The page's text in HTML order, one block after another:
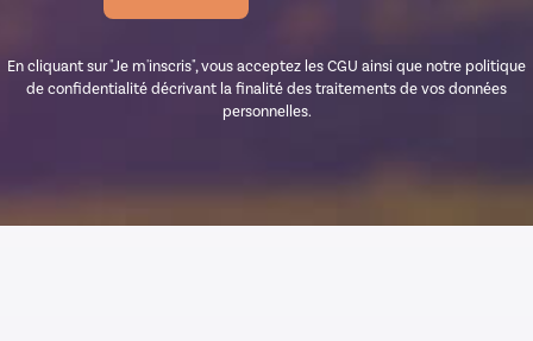
En cliquant sur "Je m'inscris", vous acceptez les CGU ainsi que notre politique
de confidentialité décrivant la finalité des traitements de vos données
personnelles.